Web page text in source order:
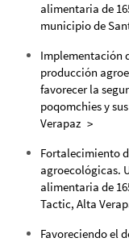
alimentaria de
municipio de
Implementación
producción
favorecer la
poqomchies y
Verapaz
Fortalecimiento
agroecológicas.
alimentaria de
Tactic, Alta
Favoreciendo el